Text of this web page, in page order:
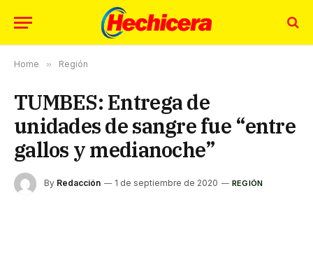
Home » Región
TUMBES: Entrega de
unidades de sangre fue “entre
gallos y medianoche”
By Redacción 1 de septiembre de 2020 REGIÓN